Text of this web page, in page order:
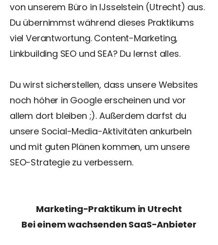
von unserem Büro in IJsselstein (Utrecht) aus.
Du übernimmst während dieses Praktikums
viel Verantwortung. Content-Marketing,
Linkbuilding SEO und SEA? Du lernst alles.
Du wirst sicherstellen, dass unsere Websites
noch höher in Google erscheinen und vor
allem dort bleiben ;). Außerdem darfst du
unsere Social-Media-Aktivitäten ankurbeln
und mit guten Plänen kommen, um unsere
SEO-Strategie zu verbessern.
Marketing-Praktikum in Utrecht
Bei einem wachsenden SaaS-Anbieter